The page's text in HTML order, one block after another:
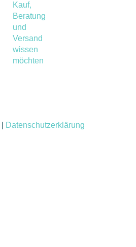
Kauf,
Beratung
und
Versand
wissen
möchten
Datenschutzerklärung